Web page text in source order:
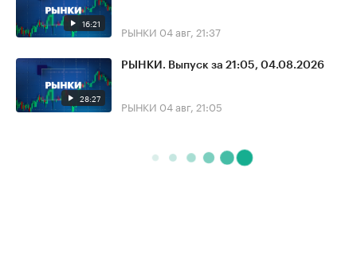
16:21 РЫНКИ 04 авг, 21:37
28:27
РЫНКИ. Выпуск за 21:05, 04.08.2026
РЫНКИ 04 авг, 21:05